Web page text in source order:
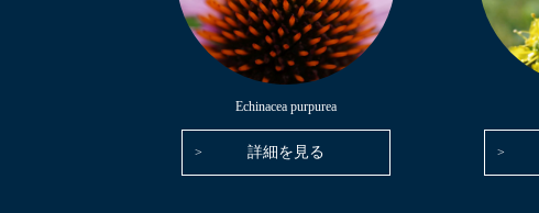
Echinacea purpurea
詳細を見る